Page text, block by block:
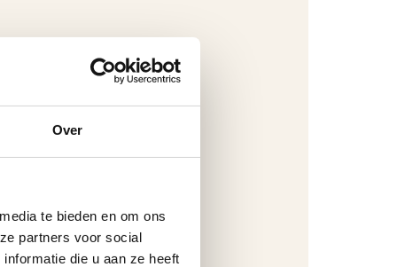
Over
te bieden en om ons
partners voor social
die u aan ze heeft